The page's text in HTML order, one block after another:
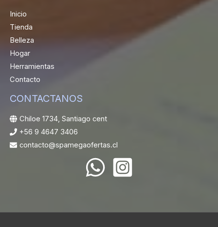
Inicio
Tienda
Belleza
Hogar
Herramientas
Contacto
CONTACTANOS
Chiloe 1734, Santiago cent
+56 9 4647 3406
contacto@spamegaofertas.cl